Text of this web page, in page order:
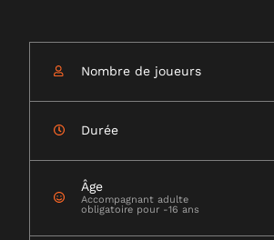
Nombre de joueurs
Durée
Âge
Accompagnant adulte
obligatoire pour -16 ans